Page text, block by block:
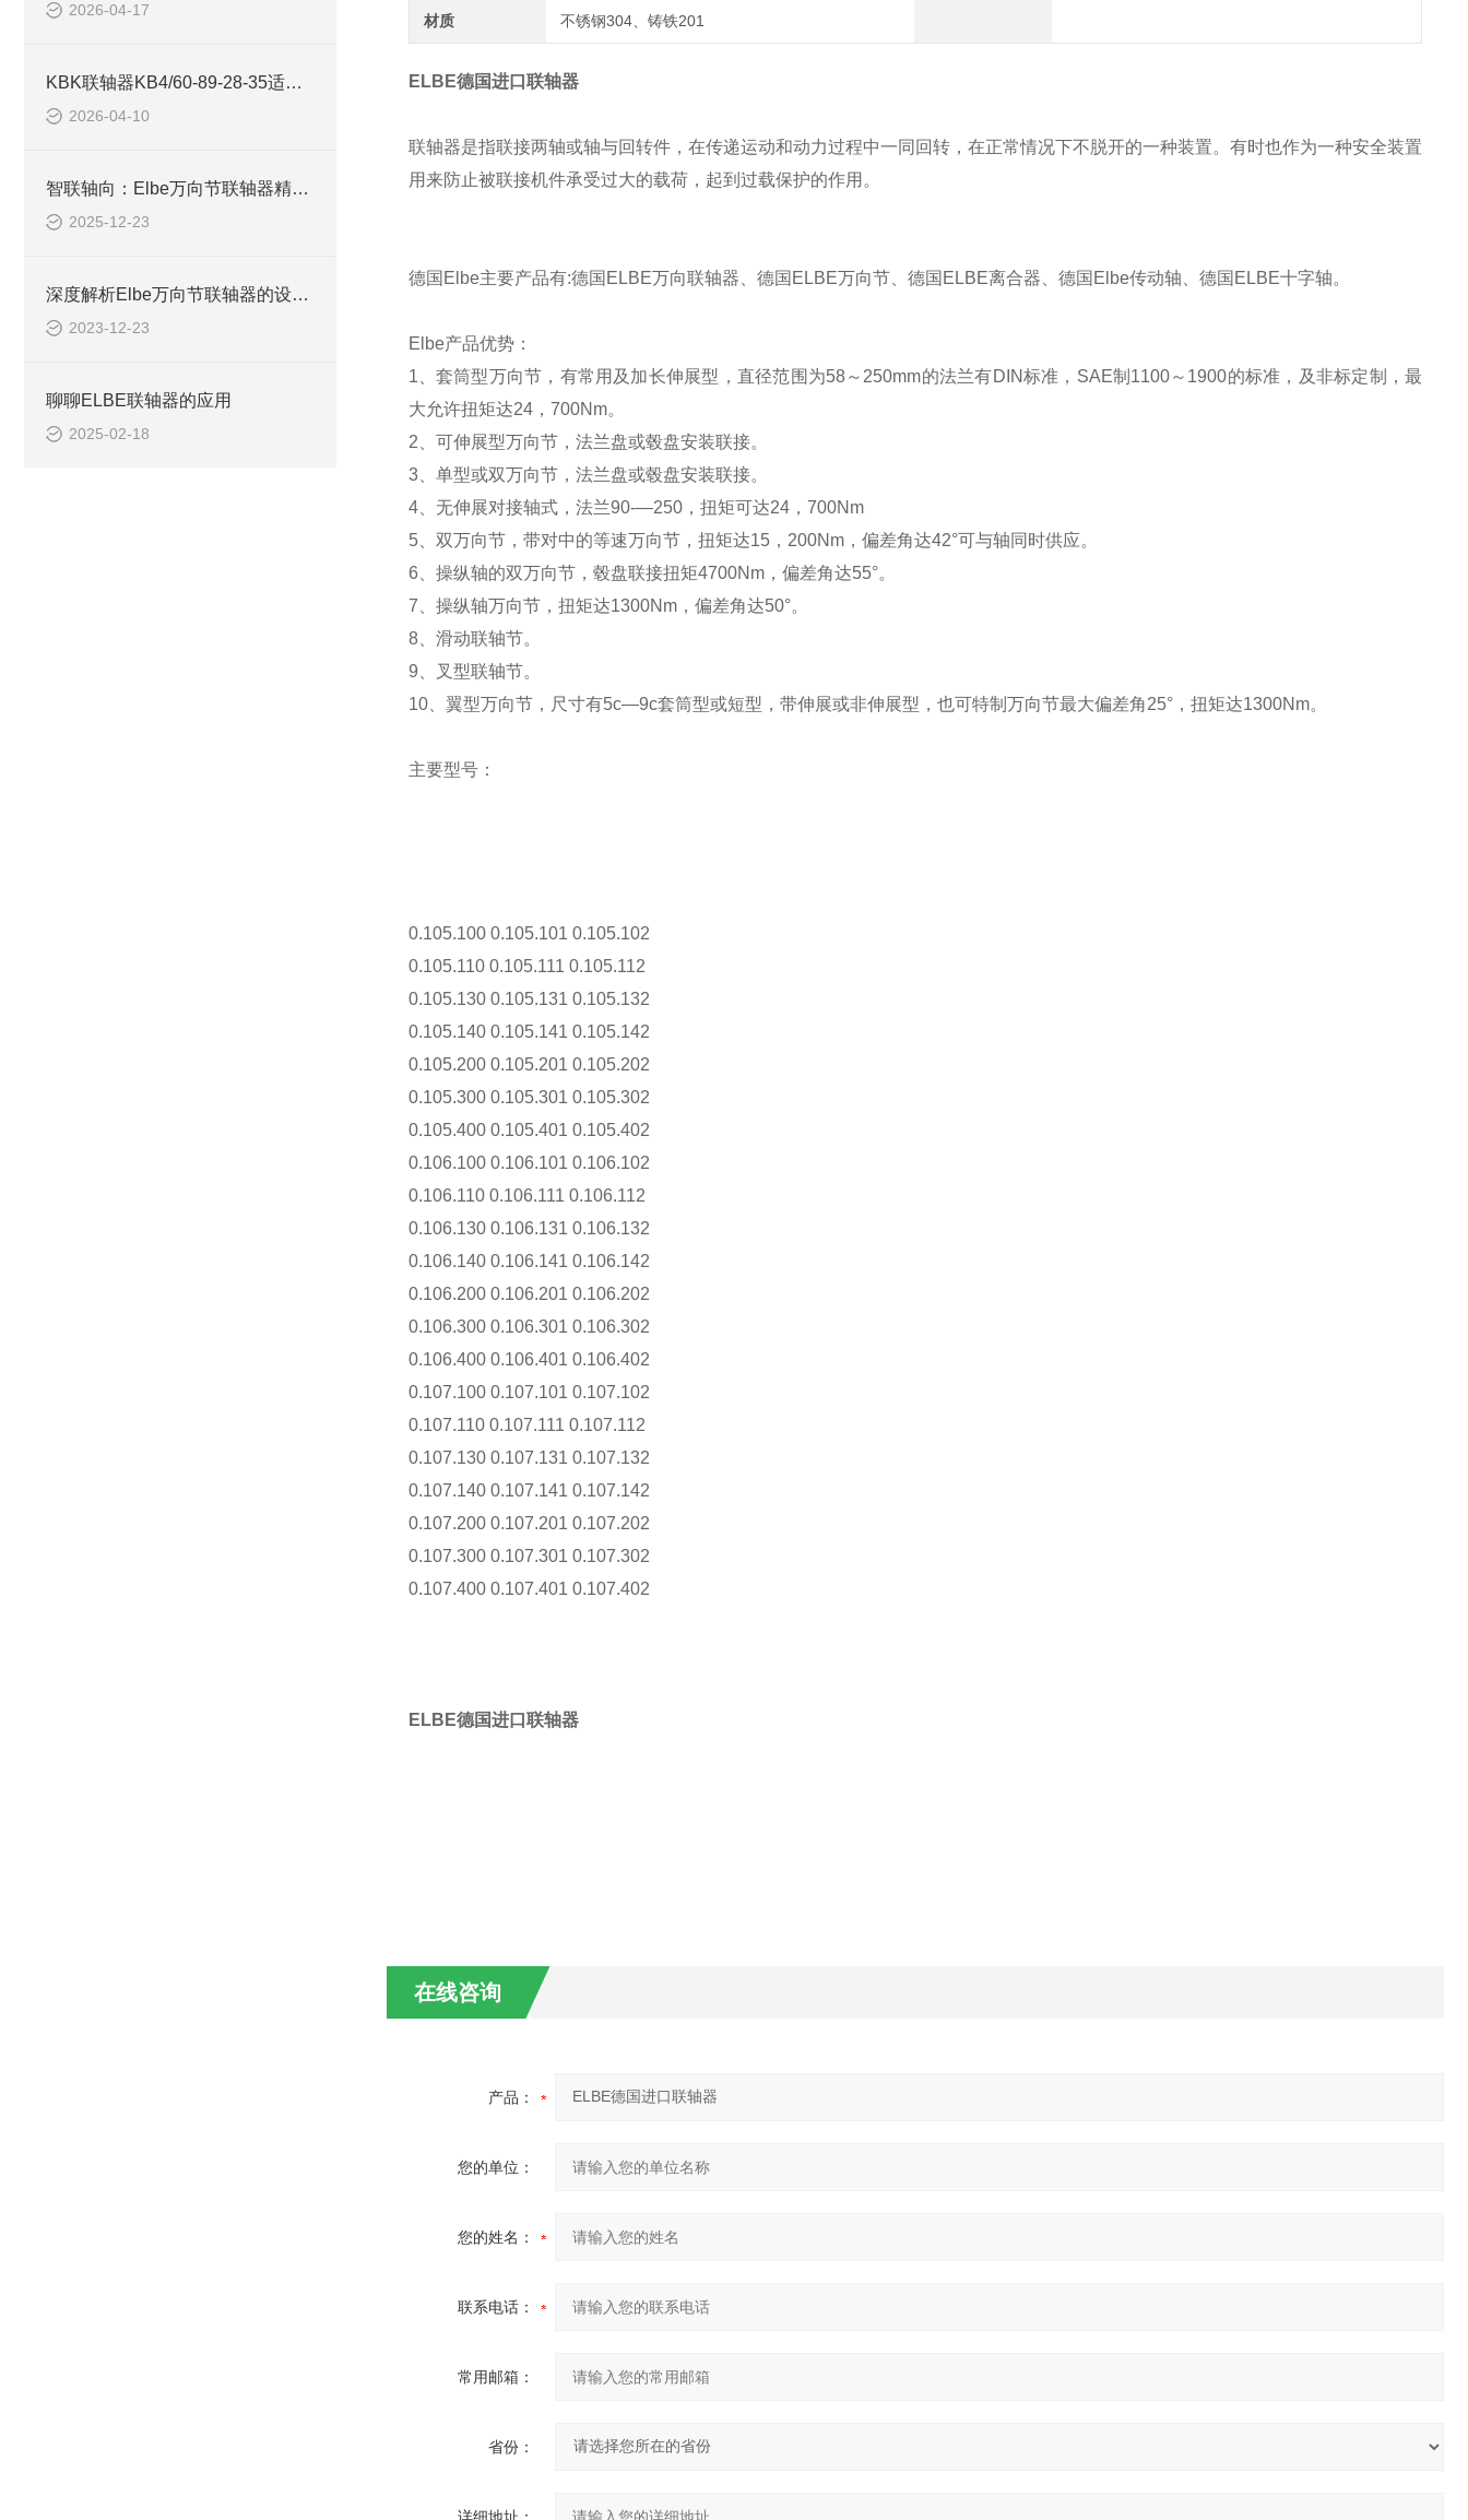
2026-04-17
KBK联轴器​KB4/60-89-28-35适用于自动化生产线
2026-04-10
智联轴向：Elbe万向节联轴器精准安装方向解析
2025-12-23
深度解析Elbe万向节联轴器的设计原理与工作机制
2023-12-23
聊聊ELBE联轴器的应用
2025-02-18
材质 不锈钢304、铸铁201
ELBE德国进口联轴器
联轴器是指联接两轴或轴与回转件，在传递运动和动力过程中一同回转，在正常情况下不脱开的一种装置。有时也作为一种安全装置
用来防止被联接机件承受过大的载荷，起到过载保护的作用。
德国Elbe主要产品有:德国ELBE万向联轴器、德国ELBE万向节、德国ELBE离合器、德国Elbe传动轴、德国ELBE十字轴。
Elbe产品优势：
1、套筒型万向节，有常用及加长伸展型，直径范围为58～250mm的法兰有DIN标准，SAE制1100～1900的标准，及非标定制，最
大允许扭矩达24，700Nm。
2、可伸展型万向节，法兰盘或毂盘安装联接。
3、单型或双万向节，法兰盘或毂盘安装联接。
4、无伸展对接轴式，法兰90-—250，扭矩可达24，700Nm
5、双万向节，带对中的等速万向节，扭矩达15，200Nm，偏差角达42°可与轴同时供应。
6、操纵轴的双万向节，毂盘联接扭矩4700Nm，偏差角达55°。
7、操纵轴万向节，扭矩达1300Nm，偏差角达50°。
8、滑动联轴节。
9、叉型联轴节。
10、翼型万向节，尺寸有5c—9c套筒型或短型，带伸展或非伸展型，也可特制万向节最大偏差角25°，扭矩达1300Nm。
主要型号：
0.105.100 0.105.101 0.105.102
0.105.110 0.105.111 0.105.112
0.105.130 0.105.131 0.105.132
0.105.140 0.105.141 0.105.142
0.105.200 0.105.201 0.105.202
0.105.300 0.105.301 0.105.302
0.105.400 0.105.401 0.105.402
0.106.100 0.106.101 0.106.102
0.106.110 0.106.111 0.106.112
0.106.130 0.106.131 0.106.132
0.106.140 0.106.141 0.106.142
0.106.200 0.106.201 0.106.202
0.106.300 0.106.301 0.106.302
0.106.400 0.106.401 0.106.402
0.107.100 0.107.101 0.107.102
0.107.110 0.107.111 0.107.112
0.107.130 0.107.131 0.107.132
0.107.140 0.107.141 0.107.142
0.107.200 0.107.201 0.107.202
0.107.300 0.107.301 0.107.302
0.107.400 0.107.401 0.107.402
ELBE德国进口联轴器
在线咨询
产品：
您的单位：
您的姓名：
联系电话：
常用邮箱：
省份：